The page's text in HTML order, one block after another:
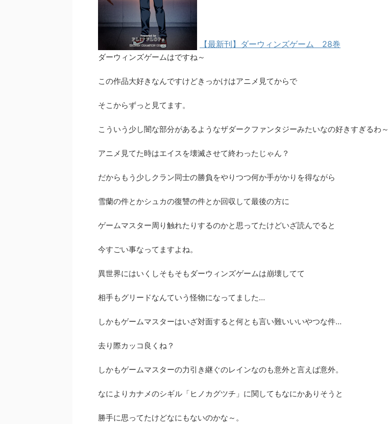
【最新刊】ダーウィンズゲーム 28巻
ダーウィンズゲームはですね～
この作品大好きなんですけどきっかけはアニメ見てからで
そこからずっと見てます。
こういう少し闇な部分があるようなザダークファンタジーみたいなの好きすぎるわ～
アニメ見てた時はエイスを壊滅させて終わったじゃん？
だからもう少しクラン同士の勝負をやりつつ何か手がかりを得ながら
雪蘭の件とかシュカの復讐の件とか回収して最後の方に
ゲームマスター周り触れたりするのかと思ってたけどいざ読んでると
今すごい事なってますよね。
異世界にはいくしそもそもダーウィンズゲームは崩壊してて
相手もグリードなんていう怪物になってました…
しかもゲームマスターはいざ対面すると何とも言い難いいいやつな件…
去り際カッコ良くね？
しかもゲームマスターの力引き継ぐのレインなのも意外と言えば意外。
なによりカナメのシギル「ヒノカグツチ」に関してもなにかありそうと
勝手に思ってたけどなにもないのかな～。